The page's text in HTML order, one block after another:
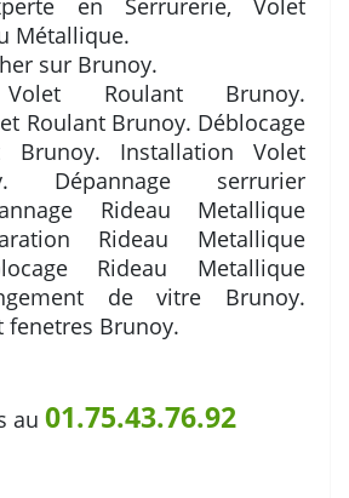
en Serrurerie, Volet
Métallique.
sur Brunoy.
Volet Roulant Brunoy.
Roulant Brunoy. Déblocage
Brunoy. Installation Volet
Dépannage serrurier
Rideau Metallique
Rideau Metallique
Rideau Metallique
de vitre Brunoy.
fenetres Brunoy.
au 01.75.43.76.92